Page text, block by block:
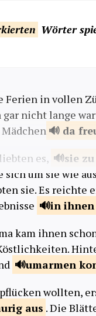
Wörter
Ferien in vollen
gar nicht lange
da
es,
sie zu
um sie wie
sie. Es reichte
in
kam ihnen
umarmen
wollten,
aus . Die